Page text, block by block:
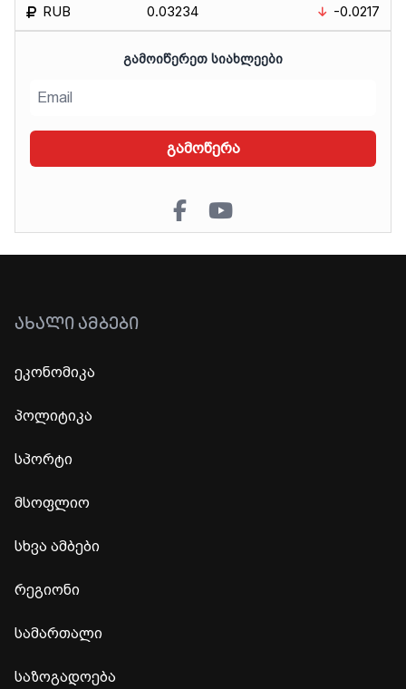
RUB
0.03234
-0.0217
ᲒᲐᲛᲝᲘᲬᲔᲠᲔᲗ ᲡᲘᲐᲮᲚᲔᲔᲑᲘ
გამოწერა
ᲐᲮᲐᲚᲘ ᲐᲛᲑᲔᲑᲘ
ეკონომიკა
პოლიტიკა
სპორტი
მსოფლიო
სხვა ამბები
რეგიონი
სამართალი
საზოგადოება